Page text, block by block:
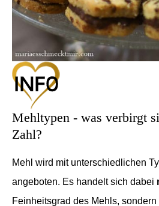
Mehltypen - was verbirgt
Zahl?
Mehl wird mit unterschiedlichen
angeboten. Es handelt sich dabei
Feinheitsgrad des Mehls, sondern